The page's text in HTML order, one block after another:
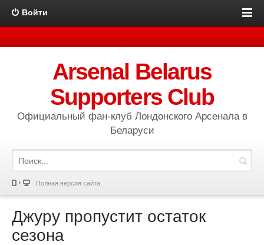
Войти
Arsenal Belarus
Supporters Club
Официальный фан-клуб Лондонского Арсенала в
Беларуси
Полная версия сайта
Джуру пропустит остаток
сезона